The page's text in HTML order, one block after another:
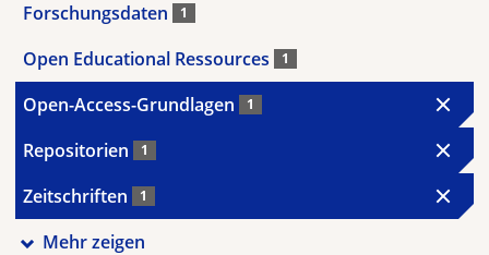
Forschungsdaten 1
Open Educational Ressources 1
Open-Access-Grundlagen 1
Repositorien 1
Zeitschriften 1
Mehr zeigen